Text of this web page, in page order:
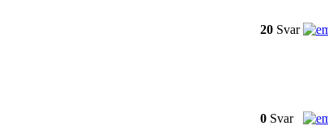
20 Svar
0 Svar